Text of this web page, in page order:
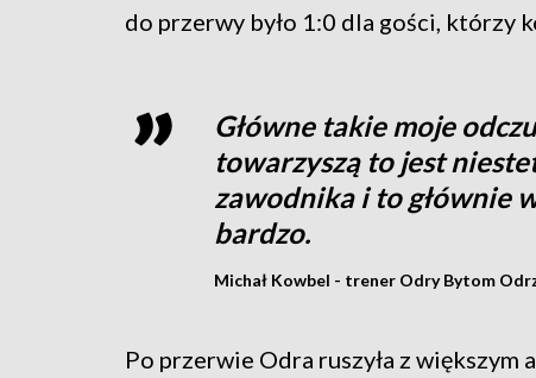
do przerwy było 1:0 dla gości, którzy
Główne takie moje
towarzyszą to jest
zawodnika i to głównie
bardzo.
Michał Kowbel - trener Odry Bytom
Po przerwie Odra ruszyła z większym